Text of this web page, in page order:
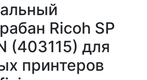
Ricoh SP
(403115) для
принтеров